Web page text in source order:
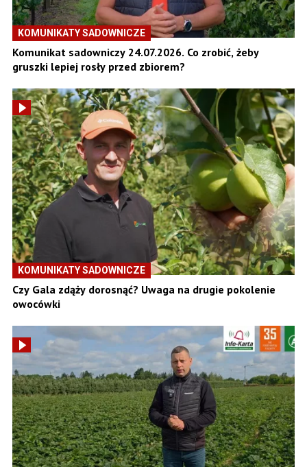
KOMUNIKATY SADOWNICZE
Komunikat sadowniczy 24.07.2026. Co zrobić, żeby
gruszki lepiej rosły przed zbiorem?
KOMUNIKATY SADOWNICZE
Czy Gala zdąży dorosnąć? Uwaga na drugie pokolenie
owocówki